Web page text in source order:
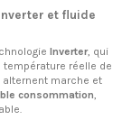
et fluide
Inverter, qui
réelle de
marche et
consommation,